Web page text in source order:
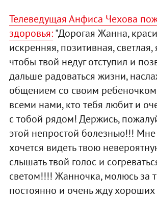
Телеведущая Анфиса Чехова
здоровья:"Дорогая Жанна,
искренняя, позитивная, светлая,
чтобы твой недуг отступил и
дальше радоваться жизни,
общением со своим
всеми нами, кто тебя любит и
с тобой рядом! Держись,
этой непростой болезнью!!! Мне
хочется видеть твою
слышать твой голос и
светом!!!! Жанночка, молюсь за
постоянно и очень жду хороших